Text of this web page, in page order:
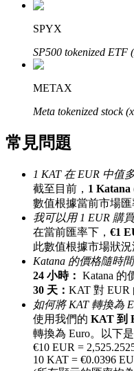
最高達65%佣金！
邀请好友
邀請朋友獲得現金獎
SPYX
SP500 tokenized ETF
METAX
Meta tokenized stock
常見問題
1 KAT 在 EUR 中值
截至目前， 1 Katana
數值根據當前市場匯
我可以用 1 EUR 購
在當前匯率下， €1
此數值根據市場狀況
Katana 的價格隨時
24 小時： Katana 的
30 天： KAT 對 EUR
如何將 KAT 轉換為
使用我們的 KAT 到
轉換為 Euro。以下
€10 EUR =
10 KAT = €0.0396